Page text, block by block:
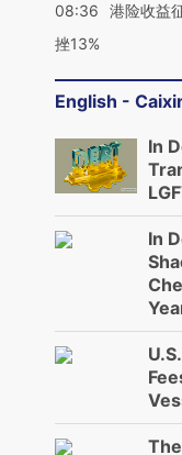
08:36
港险收益
挫13%
English -
In
In